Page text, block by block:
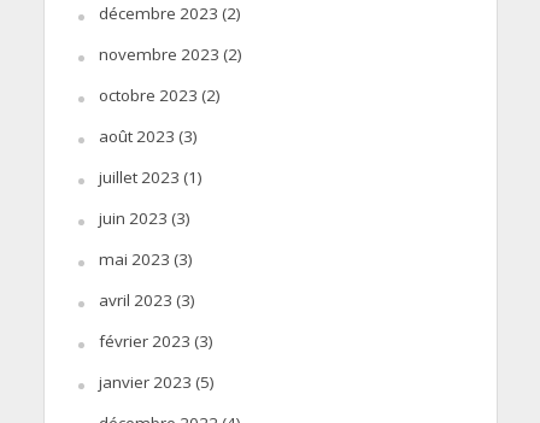
décembre 2023 (2)
novembre 2023 (2)
octobre 2023 (2)
août 2023 (3)
juillet 2023 (1)
juin 2023 (3)
mai 2023 (3)
avril 2023 (3)
février 2023 (3)
janvier 2023 (5)